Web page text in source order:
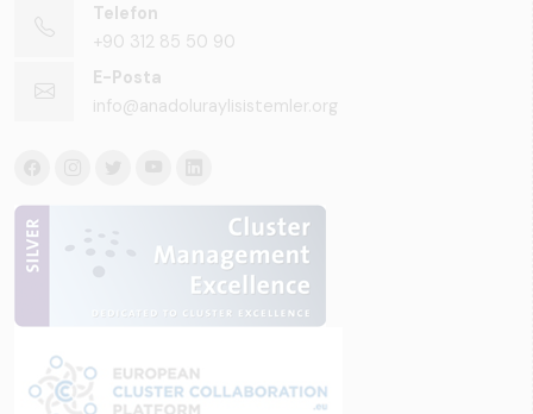
Telefon
+90 312 85 50 90
E-Posta
info@anadoluraylisistemler.org